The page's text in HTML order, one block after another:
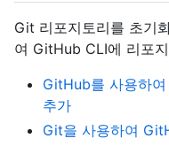
Git 리포지토리를 초기
여 GitHub CLI에 리포
GitHub를 사용하
추가
Git을 사용하여